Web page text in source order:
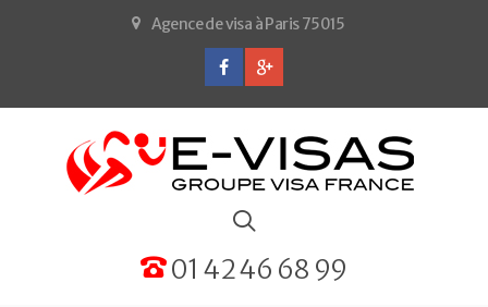
Agence de visa à Paris 75015
01 42 46 68 99